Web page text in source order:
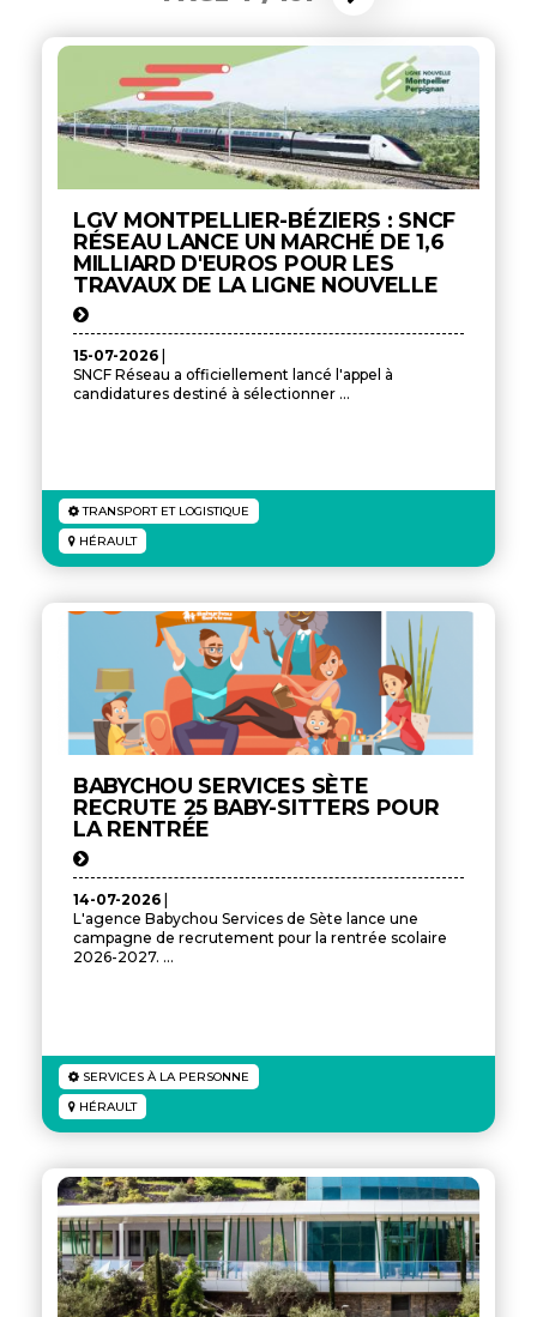
LGV MONTPELLIER-BÉZIERS : SNCF
RÉSEAU LANCE UN MARCHÉ DE 1,6
MILLIARD D'EUROS POUR LES
TRAVAUX DE LA LIGNE NOUVELLE
15-07-2026
SNCF Réseau a officiellement lancé l'appel à
candidatures destiné à sélectionner ...
TRANSPORT ET LOGISTIQUE
HÉRAULT
BABYCHOU SERVICES SÈTE
RECRUTE 25 BABY-SITTERS POUR
LA RENTRÉE
14-07-2026
L'agence Babychou Services de Sète lance une
campagne de recrutement pour la rentrée scolaire
2026-2027. ...
SERVICES À LA PERSONNE
HÉRAULT